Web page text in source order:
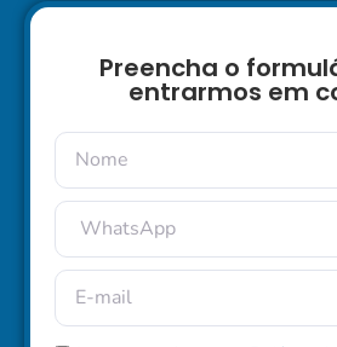
Preencha o
entrarmos em